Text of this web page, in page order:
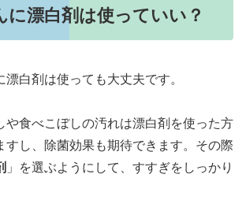
に漂白剤は使っていい？
白剤は使っても大丈夫です。
や食べこぼしの汚れは漂白剤を使った方
すし、除菌効果も期待できます。その際
」を選ぶようにして、すすぎをしっかり